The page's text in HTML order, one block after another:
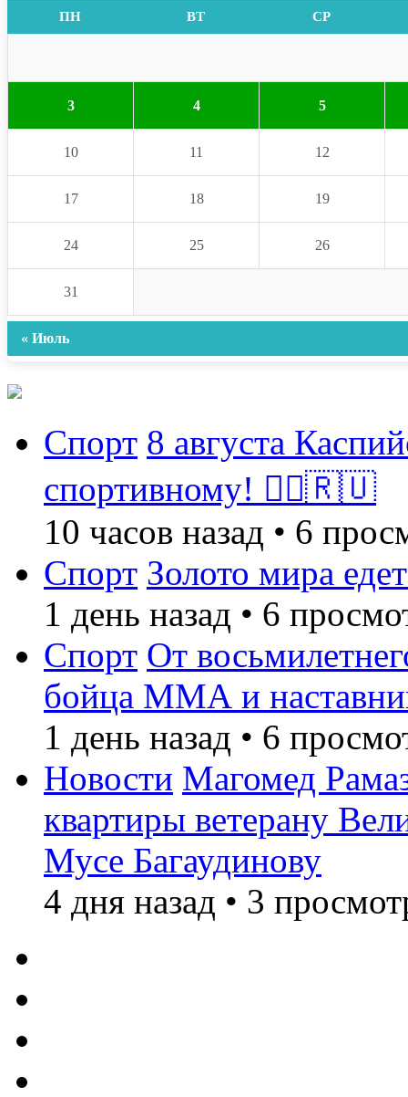
ПН ВТ СР
3 4 5
10 11 12
17 18 19
24 25 26
31
« Июль
Спорт 8 августа
спортивному! 🏃‍♂️🇷🇺
10 часов назад • 6
Спорт Золото мира
1 день назад • 6
Спорт От
бойца ММА и
1 день назад • 6
Новости Магомед
квартиры ветерану
Мусе Багаудинову
4 дня назад • 3